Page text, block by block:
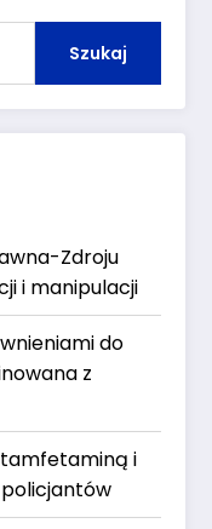
Szukaj
Zdroju
i manipulacji
do
z
i